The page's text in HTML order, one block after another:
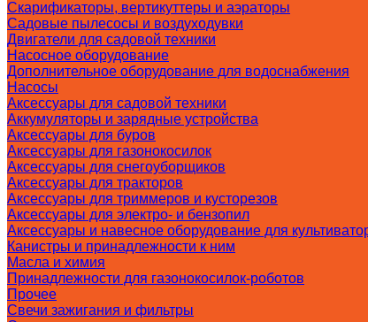
Скарификаторы, вертикуттеры и аэраторы
Садовые пылесосы и воздуходувки
Двигатели для садовой техники
Насосное оборудование
Дополнительное оборудование для водоснабжения
Насосы
Аксессуары для садовой техники
Аккумуляторы и зарядные устройства
Аксессуары для буров
Аксессуары для газонокосилок
Аксессуары для снегоуборщиков
Аксессуары для тракторов
Аксессуары для триммеров и кусторезов
Аксессуары для электро- и бензопил
Аксессуары и навесное оборудование для
Канистры и принадлежности к ним
Масла и химия
Принадлежности для газонокосилок-роботов
Прочее
Свечи зажигания и фильтры